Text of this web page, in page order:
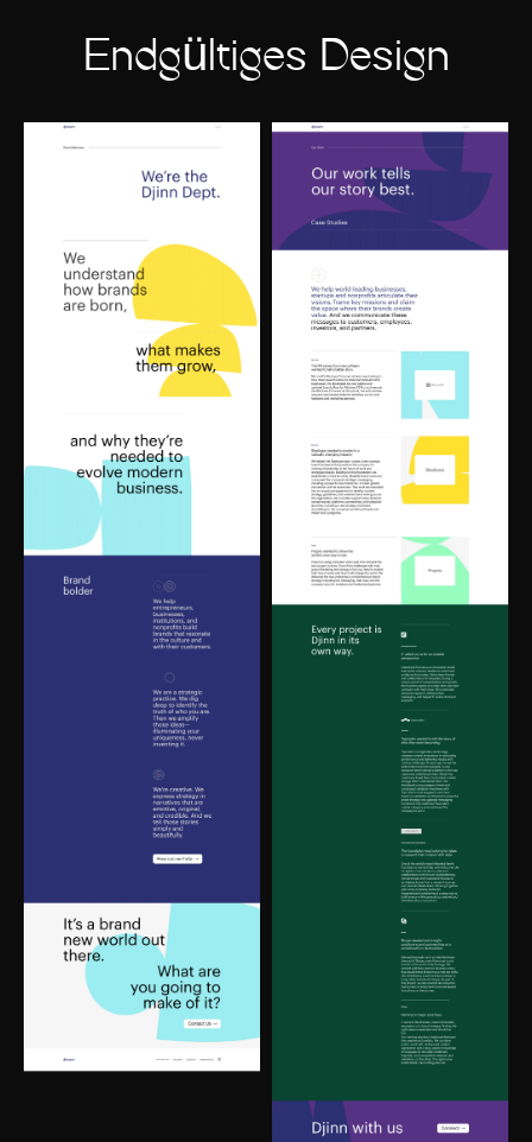
Endgültiges Design